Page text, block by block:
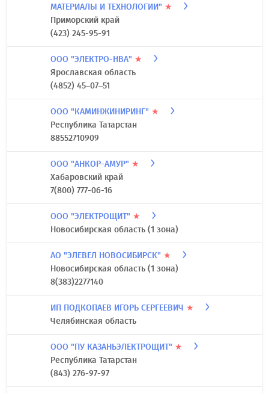
МАТЕРИАЛЫ И ТЕХНОЛОГИИ" ★
Приморский край
(423) 245-95-91
ООО "ЭЛЕКТРО-НВА" ★
Ярославская область
(4852) 45–07–51
ООО "КАМИНЖИНИРИНГ" ★
Республика Татарстан
88552710909
ООО "АНКОР-АМУР" ★
Хабаровский край
7(800) 777-06-16
ООО "ЭЛЕКТРОЩИТ" ★
Новосибирская область (1 зона)
АО "ЭЛЕВЕЛ НОВОСИБИРСК" ★
Новосибирская область (1 зона)
8(383)2277140
ИП ПОДКОПАЕВ ИГОРЬ СЕРГЕЕВИЧ ★
Челябинская область
ООО "ПУ КАЗАНЬЭЛЕКТРОЩИТ" ★
Республика Татарстан
(843) 276-97-97